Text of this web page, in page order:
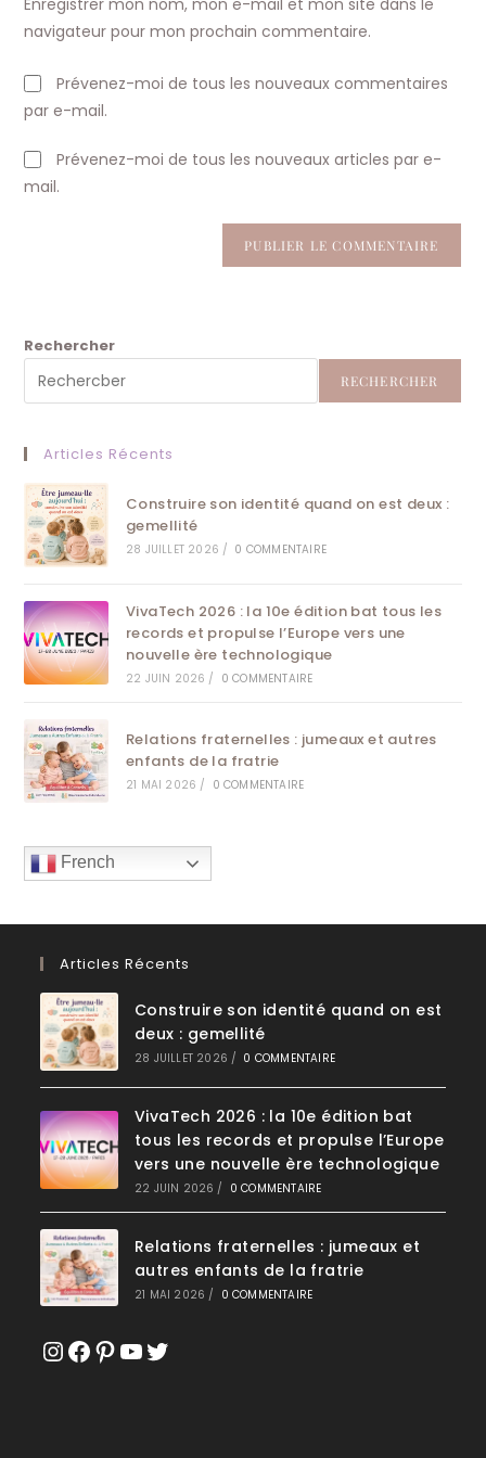
(facultatif)
Enregistrer mon nom, mon e-mail et mon site dans le
navigateur pour mon prochain commentaire.
Prévenez-moi de tous les nouveaux commentaires
par e-mail.
Prévenez-moi de tous les nouveaux articles par e-
mail.
Rechercher
RECHERCHER
Articles Récents
Construire son identité quand on est deux :
gemellité
28 JUILLET 2026 / 0 COMMENTAIRE
VivaTech 2026 : la 10e édition bat tous les
records et propulse l’Europe vers une
nouvelle ère technologique
22 JUIN 2026 / 0 COMMENTAIRE
Relations fraternelles : jumeaux et autres
enfants de la fratrie
21 MAI 2026 / 0 COMMENTAIRE
French
Articles Récents
Construire son identité quand on est
deux : gemellité
28 JUILLET 2026 / 0 COMMENTAIRE
VivaTech 2026 : la 10e édition bat
tous les records et propulse l’Europe
vers une nouvelle ère technologique
22 JUIN 2026 / 0 COMMENTAIRE
Relations fraternelles : jumeaux et
autres enfants de la fratrie
21 MAI 2026 / 0 COMMENTAIRE
Instagram
Facebook
Pinterest
YouTube
Twitter